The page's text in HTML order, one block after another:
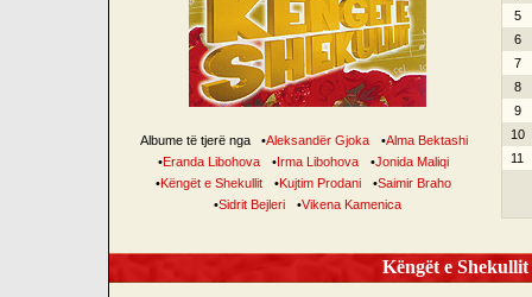
Albume të tjerë nga •Aleksandër Gjoka •Alma Bektashi
•Eranda Libohova •Irma Libohova •Jonida Maliqi
•Këngët e Shekullit •Kujtim Prodani •Saimir Braho
•Sidrit Bejleri •Vikena Kamenica
5
6
7
8
9
10
11
Këngët e